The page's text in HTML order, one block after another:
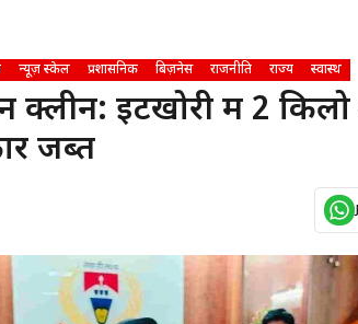
न्यूज़ स्केल प्रशासनिक बिज़नेस राजनीति राज्य स्वास्थ
इटखोरी में 2
जब्त